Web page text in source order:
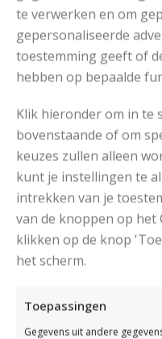
te verwerken en om
gepersonaliseerde
toestemming geeft of
hebben op bepaalde
Klik hieronder om in te
bovenstaande of om
keuzes zullen alleen
kunt je instellingen te
intrekken van je
van de knoppen op het
klikken op de knop
het scherm.
Toepassingen
Gegevens uit andere
Drops Fabel